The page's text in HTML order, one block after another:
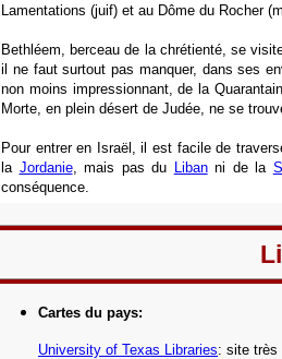
Lamentations (juif) et au Dôme du Rocher
Bethléem, berceau de la chrétienté, se
il ne faut surtout pas manquer, dans ses
non moins impressionnant, de la
Morte, en plein désert de Judée, ne se
Pour entrer en Israël, il est facile de
la Jordanie, mais pas du Libanni de la
conséquence.
Cartes du pays:
University of Texas Libraries: site très